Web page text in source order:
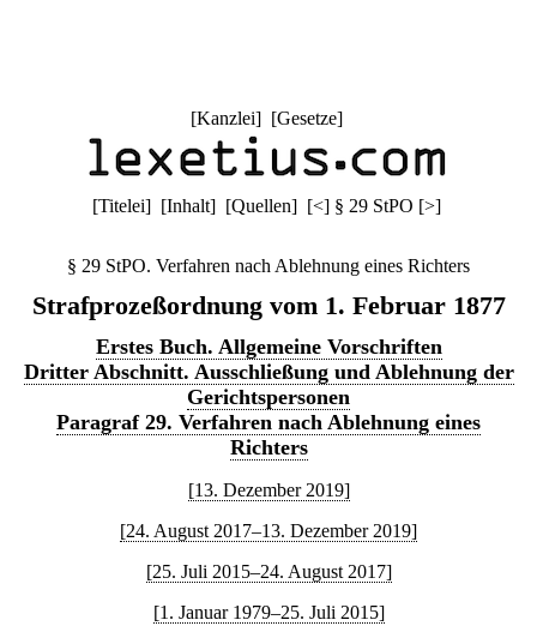
[Kanzlei] [Gesetze]
[Titelei] [Inhalt] [Quellen] [<] § 29 StPO [>]
§ 29 StPO. Verfahren nach Ablehnung eines Richters
Strafprozeßordnung vom 1. Februar 1877
Erstes Buch. Allgemeine Vorschriften
Dritter Abschnitt. Ausschließung und Ablehnung der
Gerichtspersonen
Paragraf 29. Verfahren nach Ablehnung eines
Richters
[13. Dezember 2019]
[24. August 2017–13. Dezember 2019]
[25. Juli 2015–24. August 2017]
[1. Januar 1979–25. Juli 2015]